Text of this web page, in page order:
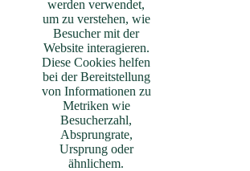
werden verwendet,
um zu verstehen, wie
Besucher mit der
Website interagieren.
Diese Cookies helfen
bei der Bereitstellung
von Informationen zu
Metriken wie
Besucherzahl,
Absprungrate,
Ursprung oder
ähnlichem.